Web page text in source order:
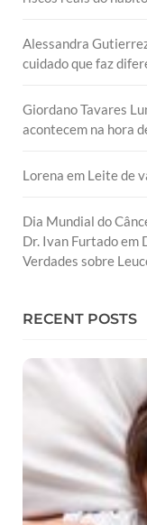
Alessandra
cuidado que faz
Giordano Tavares
acontecem na hora
Lorena em Leite de
Dia Mundial do
Dr. Ivan Furtadoem
Verdades sobre
RECENT POSTS